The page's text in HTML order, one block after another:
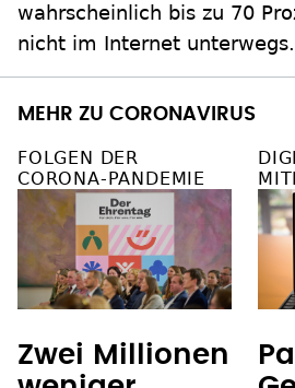
wahrscheinlich bis zu 70
nicht im Internet
MEHR ZU CORONAVIRUS
FOLGEN DER
CORONA-PANDEMIE
Zwei Millionen